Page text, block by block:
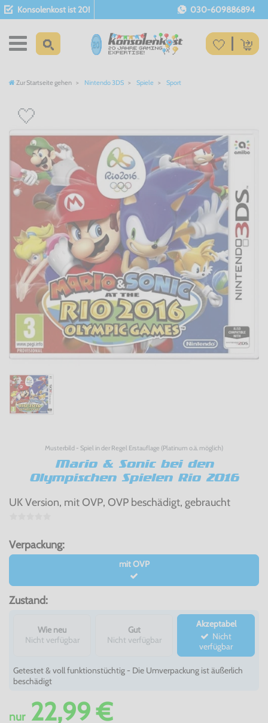
Konsolenkost ist 20! 030-609886894
Zur Startseite gehen Nintendo 3DS Spiele Sport
Musterbild - Spiel in der Regel Erstauflage (Platinum o.ä. möglich)
Mario & Sonic bei den
Olympischen Spielen Rio 2016
UK Version, mit OVP, OVP beschädigt, gebraucht
Verpackung:
mit OVP
Zustand:
Wie neu
Nicht verfügbar
Gut
Nicht verfügbar
Akzeptabel
verfügbar
Getestet & voll funktionstüchtig - Die Umverpackung ist äußerlich
beschädigt
nur22,99 €